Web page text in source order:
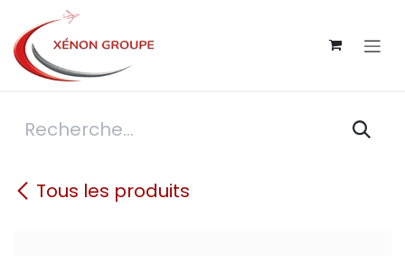
Se rendre au contenu
Tous les produits